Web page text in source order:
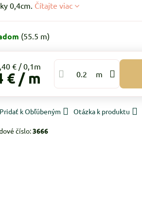
0,4cm. Čítajte viac
(55.5 m)
€
€ / m m
Pridať k Obľúbeným Otázka k produktu
číslo:3666